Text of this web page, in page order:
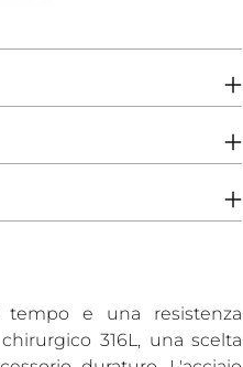
e una resistenza
316L, una scelta